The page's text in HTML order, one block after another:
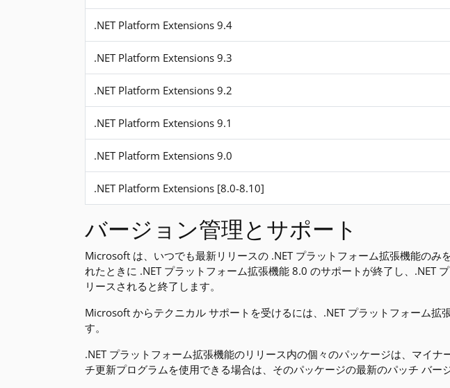
.NET Platform Extensions 9.4
.NET Platform Extensions 9.3
.NET Platform Extensions 9.2
.NET Platform Extensions 9.1
.NET Platform Extensions 9.0
.NET Platform Extensions [8.0-8.10]
バージョン管理とサポート
Microsoft は、いつでも最新リリースの .NET プラットフォーム拡張機能の
れたときに .NET プラットフォーム拡張機能 8.0 のサポートが終了し、.NET
リースされると終了します。
Microsoft からテクニカル サポートを受けるには、.NET プラットフォーム
す。
.NET プラットフォーム拡張機能のリリース内の個々のパッケージは、マイ
チ更新プログラムを使用できる場合は、そのパッケージの最新のパッチ バー